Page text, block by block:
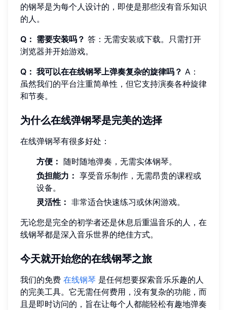
的钢琴是为每个人设计的，即使是那些没有音乐知识
的人。
Q： 需要安装吗？ 答：无需安装或下载。只需打开
浏览器并开始游戏。
Q： 我可以在在线钢琴上弹奏复杂的旋律吗？ A：
虽然我们的平台注重简单性，但它支持演奏各种旋律
和节奏。
为什么在线弹钢琴是完美的选择
在线弹钢琴有很多好处：
方便： 随时随地弹奏，无需实体钢琴。
负担能力： 享受音乐制作，无需昂贵的课程或
设备。
灵活性： 非常适合快速练习或休闲游戏。
无论您是完全的初学者还是休息后重温音乐的人，在
线钢琴都是深入音乐世界的绝佳方式。
今天就开始您的在线钢琴之旅
我们的免费 在线钢琴 是任何想要探索音乐乐趣的人
的完美工具。它无需任何费用，没有复杂的功能，而
且是即时访问的，旨在让每个人都能轻松有趣地弹奏